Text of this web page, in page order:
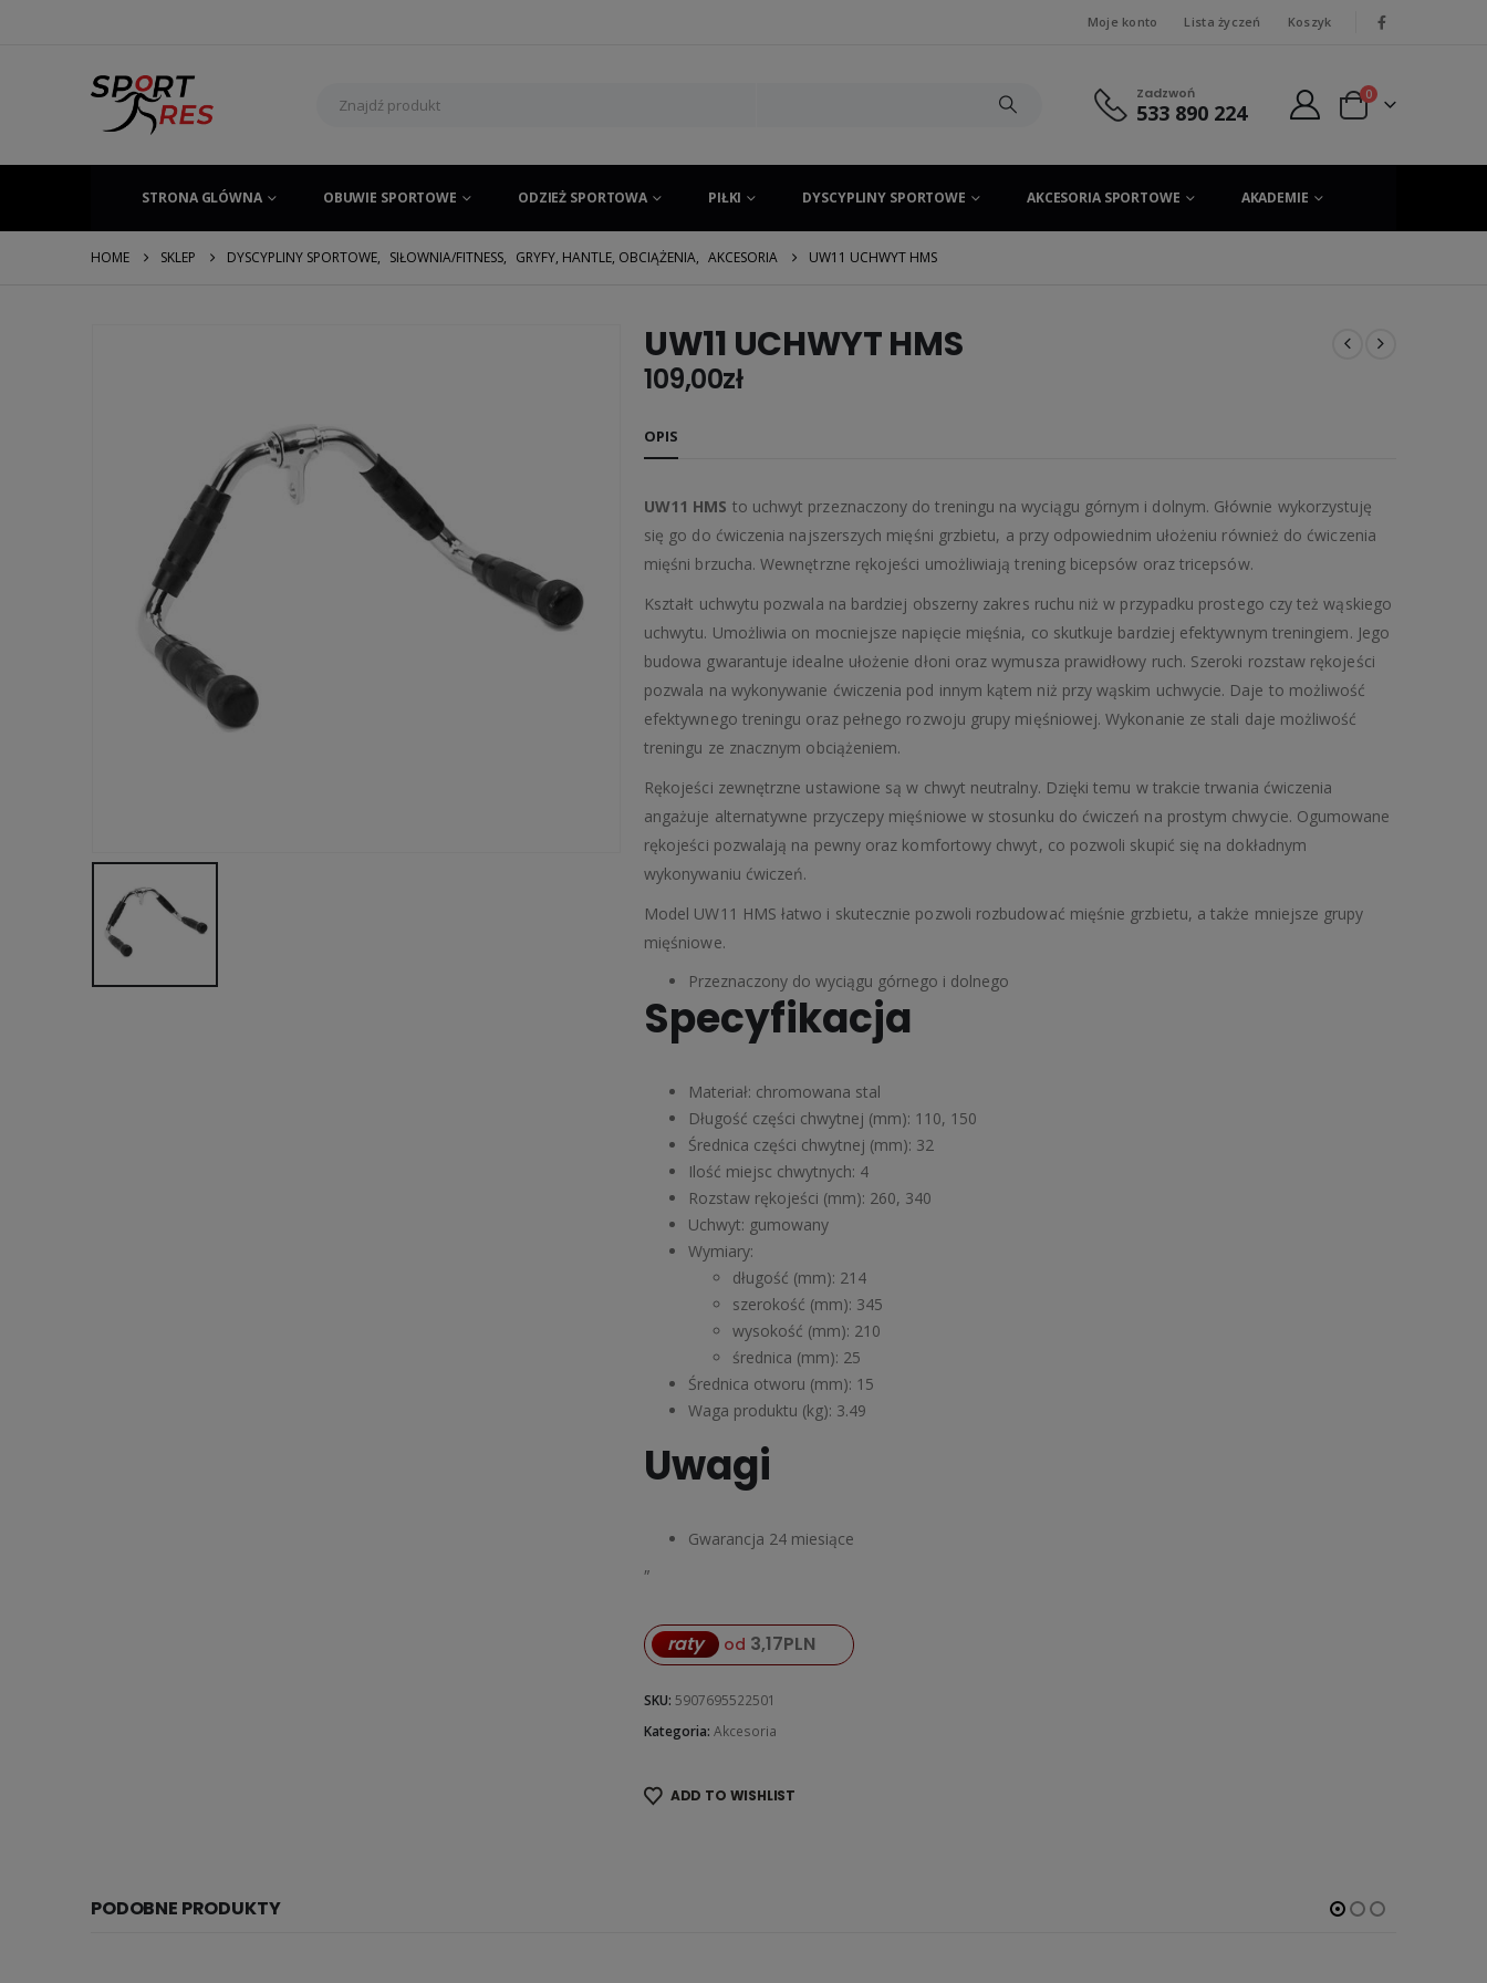
Moje konto Lista życzeń Koszyk
Zadzwoń
533 890 224
0
STRONA GLÓWNA OBUWIE SPORTOWE ODZIEŻ SPORTOWA PIŁKI DYSCYPLINY SPORTOWE AKCESORIA SPORTOWE AKADEMIE
HOME SKLEP DYSCYPLINY SPORTOWE, SIŁOWNIA/FITNESS, GRYFY, HANTLE, OBCIĄŻENIA, AKCESORIA UW11 UCHWYT HMS
UW11 UCHWYT HMS
109,00zł
OPIS
UW11 HMS to uchwyt przeznaczony do treningu na wyciągu górnym i dolnym. Głównie wykorzystuję
się go do ćwiczenia najszerszych mięśni grzbietu, a przy odpowiednim ułożeniu również do ćwiczenia
mięśni brzucha. Wewnętrzne rękojeści umożliwiają trening bicepsów oraz tricepsów.
Kształt uchwytu pozwala na bardziej obszerny zakres ruchu niż w przypadku prostego czy też wąskiego
uchwytu. Umożliwia on mocniejsze napięcie mięśnia, co skutkuje bardziej efektywnym treningiem. Jego
budowa gwarantuje idealne ułożenie dłoni oraz wymusza prawidłowy ruch. Szeroki rozstaw rękojeści
pozwala na wykonywanie ćwiczenia pod innym kątem niż przy wąskim uchwycie. Daje to możliwość
efektywnego treningu oraz pełnego rozwoju grupy mięśniowej. Wykonanie ze stali daje możliwość
treningu ze znacznym obciążeniem.
Rękojeści zewnętrzne ustawione są w chwyt neutralny. Dzięki temu w trakcie trwania ćwiczenia
angażuje alternatywne przyczepy mięśniowe w stosunku do ćwiczeń na prostym chwycie. Ogumowane
rękojeści pozwalają na pewny oraz komfortowy chwyt, co pozwoli skupić się na dokładnym
wykonywaniu ćwiczeń.
Model UW11 HMS łatwo i skutecznie pozwoli rozbudować mięśnie grzbietu, a także mniejsze grupy
mięśniowe.
Przeznaczony do wyciągu górnego i dolnego
Specyfikacja
Materiał: chromowana stal
Długość części chwytnej (mm): 110, 150
Średnica części chwytnej (mm): 32
Ilość miejsc chwytnych: 4
Rozstaw rękojeści (mm): 260, 340
Uchwyt: gumowany
Wymiary:
długość (mm): 214
szerokość (mm): 345
wysokość (mm): 210
średnica (mm): 25
Średnica otworu (mm): 15
Waga produktu (kg): 3.49
Uwagi
Gwarancja 24 miesiące
„
raty od 3,17PLN
SKU: 5907695522501
Kategoria: Akcesoria
ADD TO WISHLIST
PODOBNE PRODUKTY